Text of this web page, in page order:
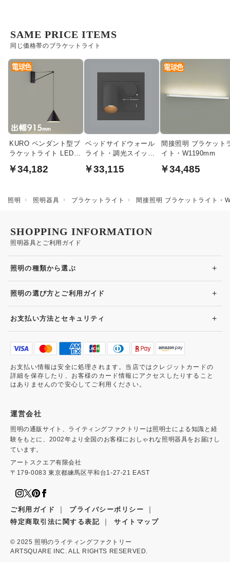
同じ価格帯のブラケットライト
SAME PRICE ITEMS
KURO ペンダント型ブ
ラケットライト LED｜
￥34,182
ベッドサイドウォール
ライト・調光スイッチ
￥33,115
間接照明 ブラケット
イト・W1190mm
￥34,485
照明 照明器具 ブラケットライト 間接照明 ブラケットライト・
照明器具とご利用ガイド
SHOPPING INFORMATION
照明の種類から選ぶ +
照明の選び方とご利用ガイド +
お支払い方法とセキュリティ +
お支払い情報は安全に処理されます。当店ではクレジットカードの
詳細を保存したり、お客様のカード情報にアクセスしたりすること
はありませんので安心してご利用ください。
運営会社
照明の通販サイト、ライティングファクトリーは照明士による知識と経
験をもとに、2002年より全国のお客様におしゃれな照明器具をお届けし
ています。
アートスクエア有限会社
〒179-0083 東京都練馬区平和台1-27-21 EAST
ご利用ガイド ｜ プライバシーポリシー ｜
特定商取引法に関する表記 ｜ サイトマップ
© 2025 照明のライティングファクトリー
ARTSQUARE INC. ALL RIGHTS RESERVED.